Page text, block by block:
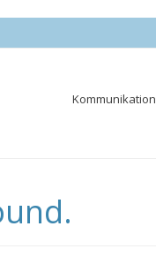
Kommunikation